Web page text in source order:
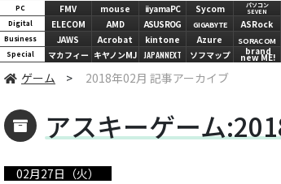
PC FMV mouse iiyamaPC Sycom
パソコン
SEVEN
Digital ELECOM AMD ASUS ROG GIGABYTE ASRock
Business JAWS Acrobat kintone Azure SORACOM
Special マカフィー キヤノンMJ JAPANNEXT ソフマップ brand
new ME!
ゲーム > 2018年02月 記事アーカイブ
アスキーゲーム
02月27日（火）